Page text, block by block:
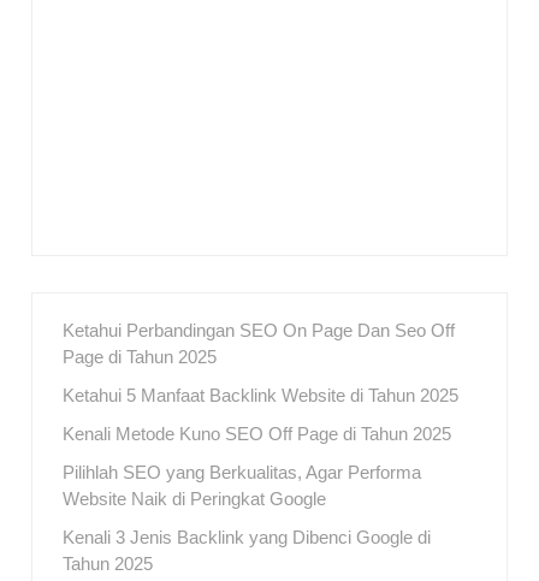
Ketahui Perbandingan SEO On Page Dan Seo Off
Page di Tahun 2025
Ketahui 5 Manfaat Backlink Website di Tahun 2025
Kenali Metode Kuno SEO Off Page di Tahun 2025
Pilihlah SEO yang Berkualitas, Agar Performa
Website Naik di Peringkat Google
Kenali 3 Jenis Backlink yang Dibenci Google di
Tahun 2025